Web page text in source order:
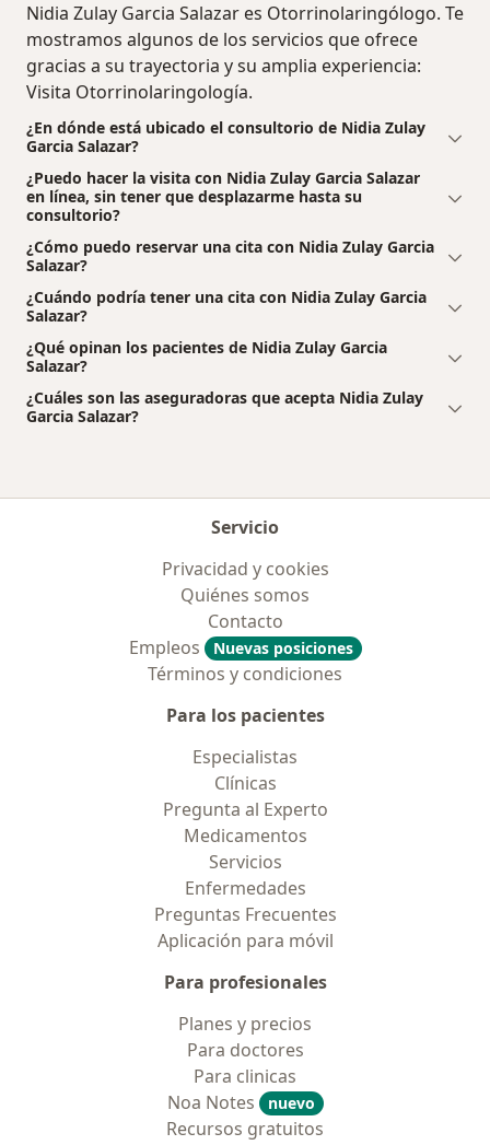
Nidia Zulay Garcia Salazar es Otorrinolaringólogo. Te
mostramos algunos de los servicios que ofrece
gracias a su trayectoria y su amplia experiencia:
Visita Otorrinolaringología.
¿En dónde está ubicado el consultorio de Nidia Zulay
Garcia Salazar?
¿Puedo hacer la visita con Nidia Zulay Garcia Salazar
en línea, sin tener que desplazarme hasta su
consultorio?
¿Cómo puedo reservar una cita con Nidia Zulay Garcia
Salazar?
¿Cuándo podría tener una cita con Nidia Zulay Garcia
Salazar?
¿Qué opinan los pacientes de Nidia Zulay Garcia
Salazar?
¿Cuáles son las aseguradoras que acepta Nidia Zulay
Garcia Salazar?
Servicio
Privacidad y cookies
Quiénes somos
Contacto
Empleos
Nuevas posiciones
Términos y condiciones
Para los pacientes
Especialistas
Clínicas
Pregunta al Experto
Medicamentos
Servicios
Enfermedades
Preguntas Frecuentes
Aplicación para móvil
Para profesionales
Planes y precios
Para doctores
Para clinicas
Noa Notes
nuevo
Recursos gratuitos